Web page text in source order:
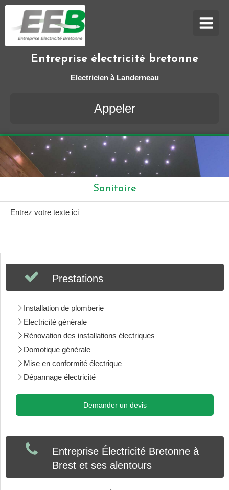
Entreprise électricité bretonne
Electricien à Landerneau
Appeler
Sanitaire
Entrez votre texte ici
Prestations
Installation de plomberie
Electricité générale
Rénovation des installations électriques
Domotique générale
Mise en conformité électrique
Dépannage électricité
Demander un devis
Entreprise Électricité Bretonne à
Brest et ses alentours